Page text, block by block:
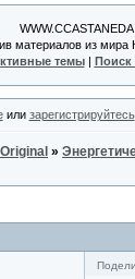
материалов из мира
темы|
или зарегистрируйтесь.
»